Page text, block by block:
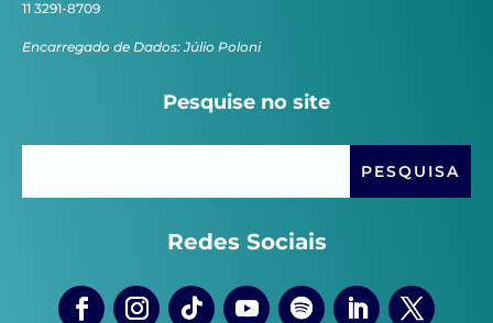
11 3291-8709
Encarregado de Dados: Júlio Poloni
Pesquise no site
Redes Sociais